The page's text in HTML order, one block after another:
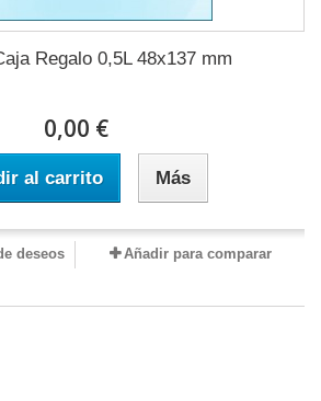
Regalo 0,5L 48x137 mm
0,00 €
al carrito Más
deseos Añadir para comparar